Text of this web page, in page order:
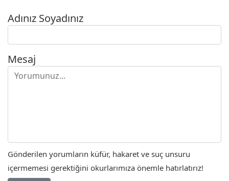
Adınız Soyadınız
Mesaj
Gönderilen yorumların küfür, hakaret ve suç unsuru
içermemesi gerektiğini okurlarımıza önemle hatırlatırız!